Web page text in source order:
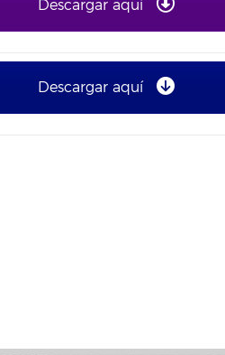
Descargar aquí
Descargar aquí